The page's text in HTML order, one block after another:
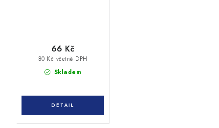
Skladem
80 Kč včetně DPH
66 Kč